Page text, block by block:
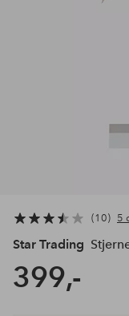
10 5
Star Trading
399,-